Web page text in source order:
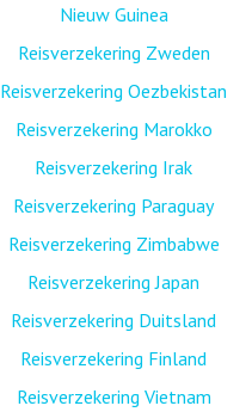
Nieuw Guinea
Reisverzekering Zweden
Reisverzekering Oezbekistan
Reisverzekering Marokko
Reisverzekering Irak
Reisverzekering Paraguay
Reisverzekering Zimbabwe
Reisverzekering Japan
Reisverzekering Duitsland
Reisverzekering Finland
Reisverzekering Vietnam